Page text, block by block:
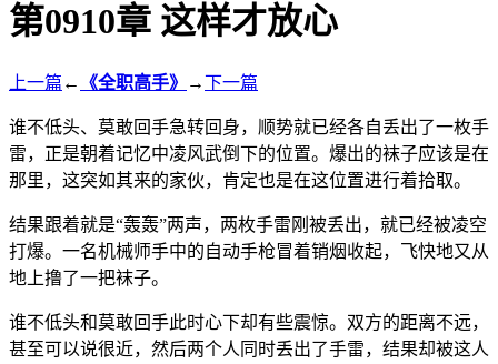
第0910章 这样才放心
上一篇 ← 《全职高手》 →下一篇
谁不低头、莫敢回手急转回身，顺势就已经各自丢出了一枚手
雷，正是朝着记忆中凌风武倒下的位置。爆出的袜子应该是在
那里，这突如其来的家伙，肯定也是在这位置进行着拾取。
结果跟着就是“轰轰”两声，两枚手雷刚被丢出，就已经被凌空
打爆。一名机械师手中的自动手枪冒着销烟收起，飞快地又从
地上撸了一把袜子。
谁不低头和莫敢回手此时心下却有些震惊。双方的距离不远，
甚至可以说很近，然后两个人同时丢出了手雷，结果却被这人